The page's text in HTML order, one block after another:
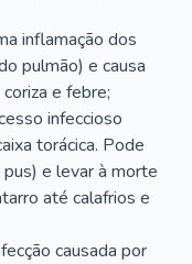
inflamação dos
pulmão) e causa
e febre;
infeccioso
torácica. Pode
e levar à morte
até calafrios e
causada por